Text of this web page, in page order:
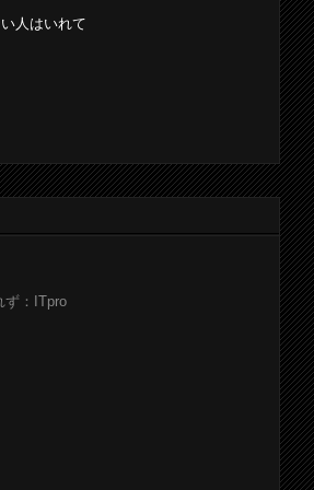
人はいれて
ず：ITpro